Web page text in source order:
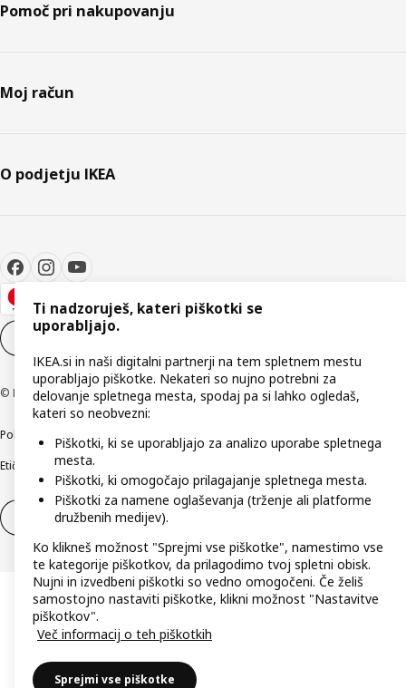
Pomoč pri nakupovanju
Moj račun
O podjetju IKEA
Nastavitve piškotkov
© Inter IKEA Systems B.V. 1999–2026
Politika zasebnosti Pravilnik o piškotkih Pogoji poslovanja
Podatki o podjetju
Etično odkrivanje varnostnih pomanjkljivosti
Odstop od pogodbe
Ti nadzoruješ, kateri piškotki se
uporabljajo.
IKEA.si in naši digitalni partnerji na tem spletnem mestu
uporabljajo piškotke. Nekateri so nujno potrebni za
delovanje spletnega mesta, spodaj pa si lahko ogledaš,
kateri so neobvezni:
Piškotki, ki se uporabljajo za analizo uporabe spletnega
mesta.
Piškotki, ki omogočajo prilagajanje spletnega mesta.
Piškotki za namene oglaševanja (trženje ali platforme
družbenih medijev).
Ko klikneš možnost "Sprejmi vse piškotke", namestimo vse
te kategorije piškotkov, da prilagodimo tvoj spletni obisk.
Nujni in izvedbeni piškotki so vedno omogočeni. Če želiš
samostojno nastaviti piškotke, klikni možnost "Nastavitve
piškotkov".
Več informacij o teh piškotkih
Sprejmi vse piškotke